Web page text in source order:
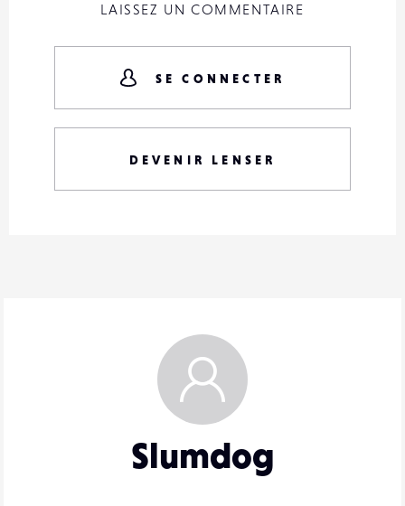
Slumdog
LAISSEZ UN COMMENTAIRE
SE CONNECTER
DEVENIR LENSER